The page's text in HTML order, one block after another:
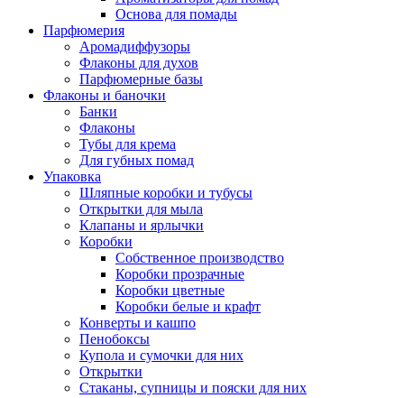
Основа для помады
Парфюмерия
Аромадиффузоры
Флаконы для духов
Парфюмерные базы
Флаконы и баночки
Банки
Флаконы
Тубы для крема
Для губных помад
Упаковка
Шляпные коробки и тубусы
Открытки для мыла
Клапаны и ярлычки
Коробки
Собственное производство
Коробки прозрачные
Коробки цветные
Коробки белые и крафт
Конверты и кашпо
Пенобоксы
Купола и сумочки для них
Открытки
Стаканы, супницы и пояски для них